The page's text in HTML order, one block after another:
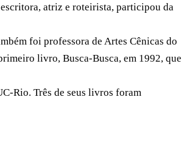
atriz e roteirista, participou da
foi professora de Artes Cênicas do
livro, Busca-Busca, em 1992, que
Rio. Três de seus livros foram